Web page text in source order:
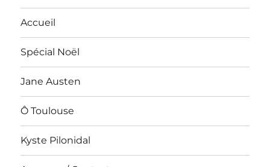
Accueil
Spécial Noël
Jane Austen
Ô Toulouse
Kyste Pilonidal